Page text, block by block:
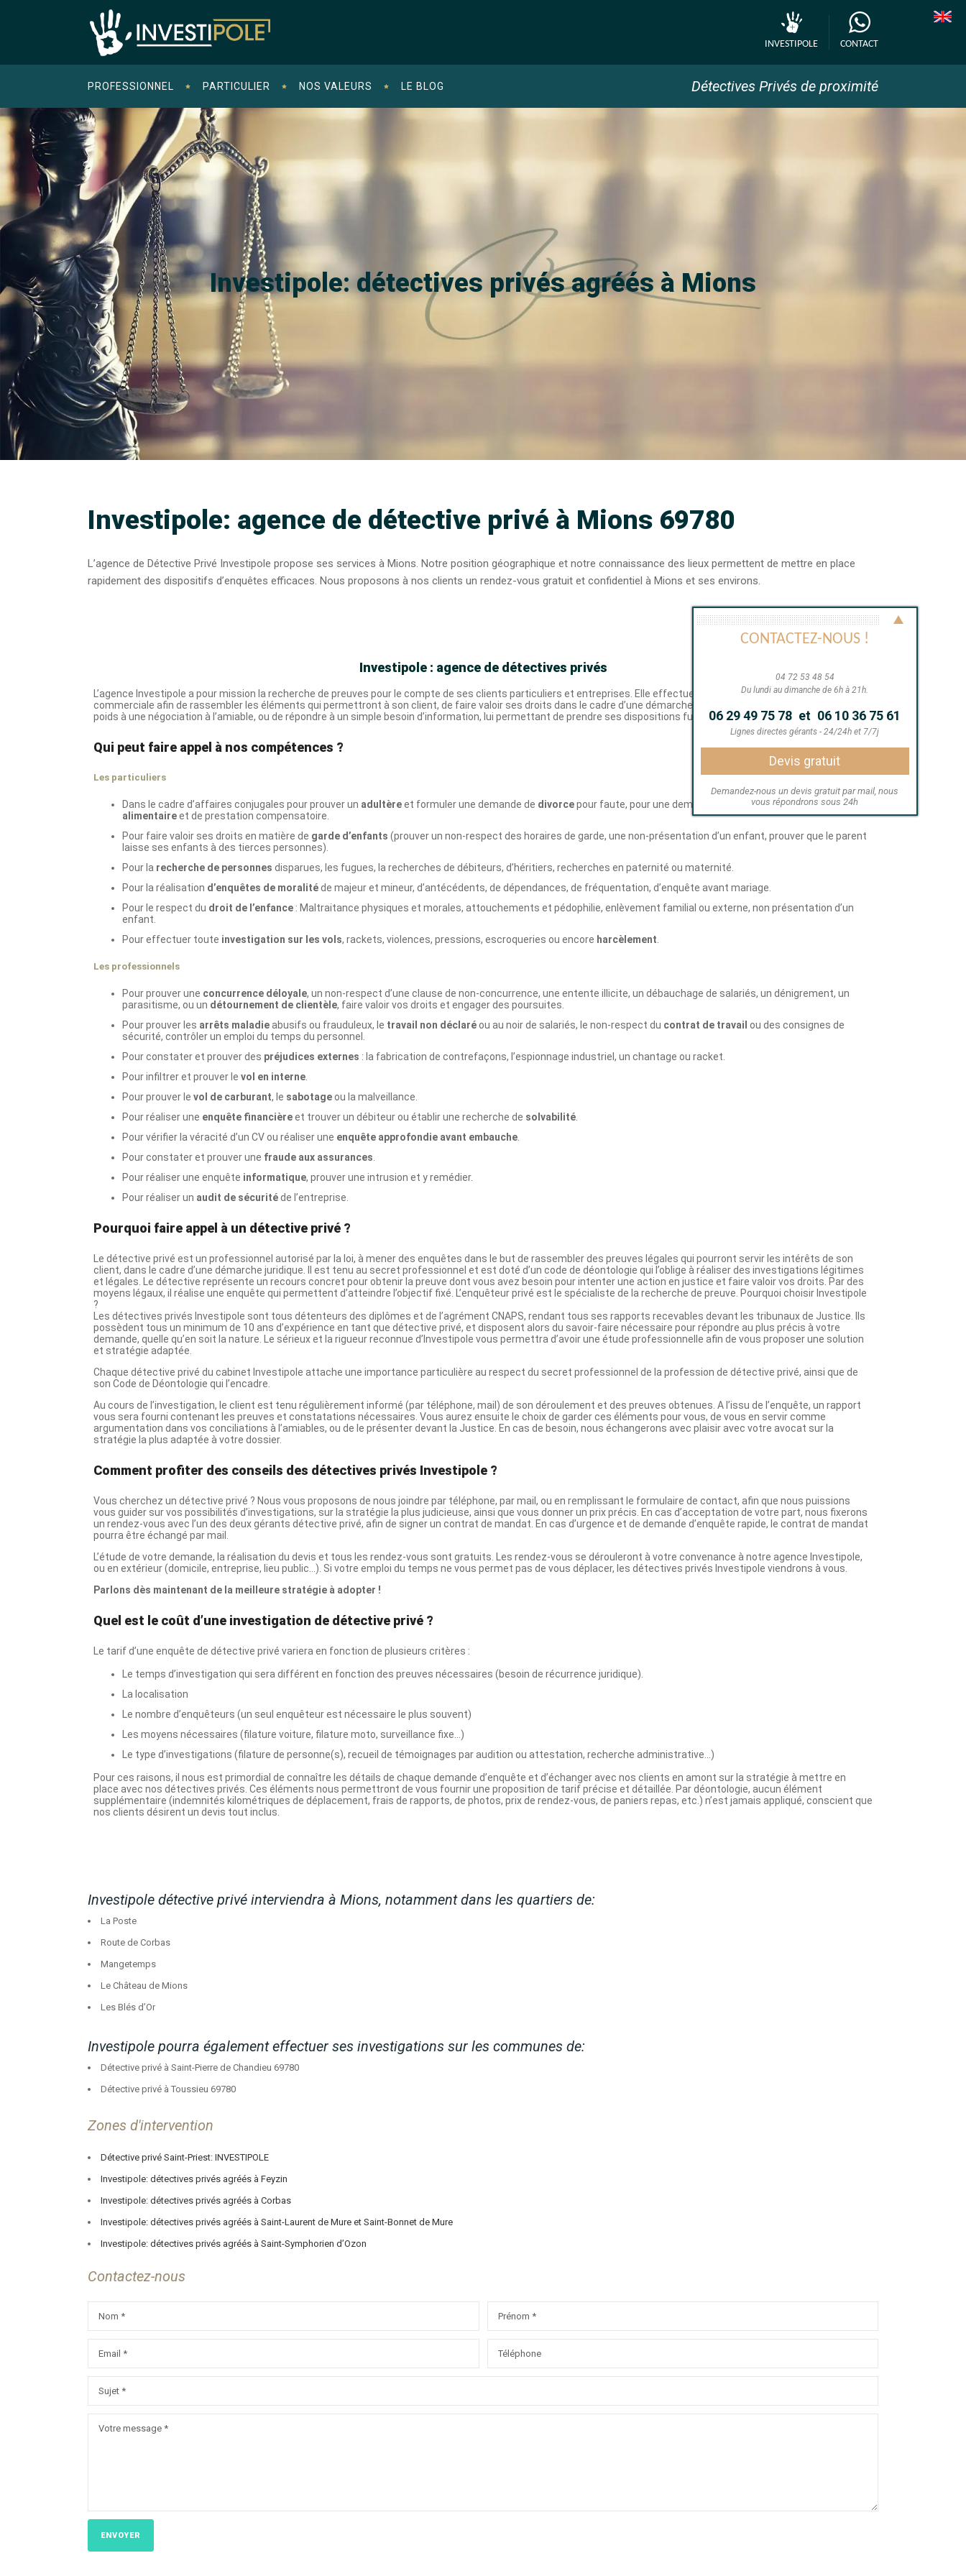
INVESTIPOLE CONTACT
PROFESSIONNEL PARTICULIER NOS VALEURS LE BLOG Détectives Privés de proximité
CONTACTEZ-NOUS !
04 72 53 48 54
Du lundi au dimanche de 6h à 21h.
06 29 49 75 78 et 06 10 36 75 61
Lignes directes gérants - 24/24h et 7/7j
Devis gratuit
Demandez-nous un devis gratuit par mail, nous
vous répondrons sous 24h
Investipole: détectives privés agréés à Mions
Investipole: agence de détective privé à Mions 69780
L’agence de Détective Privé Investipole propose ses services à Mions. Notre position géographique et notre connaissance des lieux permettent de mettre en place
rapidement des dispositifs d’enquêtes efficaces. Nous proposons à nos clients un rendez-vous gratuit et confidentiel à Mions et ses environs.
Investipole détective privé interviendra à Mions, notamment dans les quartiers de:
La Poste
Route de Corbas
Mangetemps
Le Château de Mions
Les Blés d’Or
Investipole pourra également effectuer ses investigations sur les communes de:
Détective privé à Saint-Pierre de Chandieu 69780
Détective privé à Toussieu 69780
Zones d'intervention
Détective privé Saint-Priest: INVESTIPOLE
Investipole: détectives privés agréés à Feyzin
Investipole: détectives privés agréés à Corbas
Investipole: détectives privés agréés à Saint-Laurent de Mure et Saint-Bonnet de Mure
Investipole: détectives privés agréés à Saint-Symphorien d’Ozon
Contactez-nous